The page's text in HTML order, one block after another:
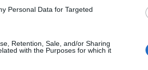
Personal Data for Targeted
Retention, Sale, and/or Sharing
with the Purposes for which it